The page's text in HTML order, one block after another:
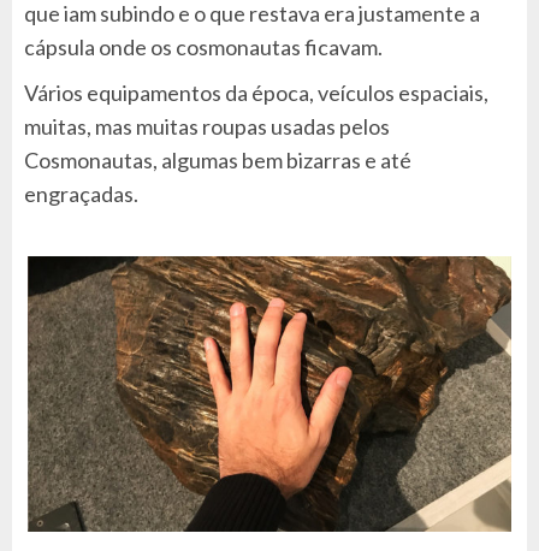
que iam subindo e o que restava era justamente a
cápsula onde os cosmonautas ficavam.
Vários equipamentos da época, veículos espaciais,
muitas, mas muitas roupas usadas pelos
Cosmonautas, algumas bem bizarras e até
engraçadas.